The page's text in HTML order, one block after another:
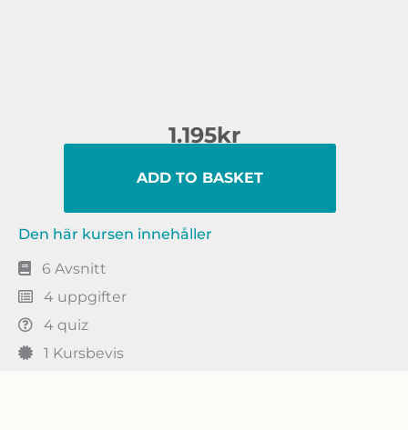
1.195kr
ADD TO BASKET
Den här kursen innehåller
6 Avsnitt
4 uppgifter
4 quiz
1 Kursbevis